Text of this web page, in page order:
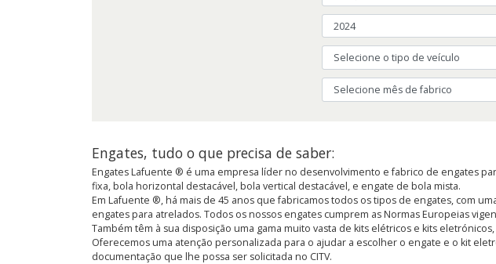
Engates, tudo o que precisa de saber:
Engates Lafuente ® é uma empresa líder no desenvolvimento e fabrico de engates
fixa, bola horizontal destacável, bola vertical destacável, e engate de bola mista.
Em Lafuente ®, há mais de 45 anos que fabricamos todos os tipos de engates, com
engates para atrelados. Todos os nossos engates cumprem as Normas Europeias
Também têm à sua disposição uma gama muito vasta de kits elétricos e kits
Oferecemos uma atenção personalizada para o ajudar a escolher o engate e o kit
documentação que lhe possa ser solicitada no CITV.